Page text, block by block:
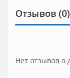
Отзывов (0)
Нет отзывов о